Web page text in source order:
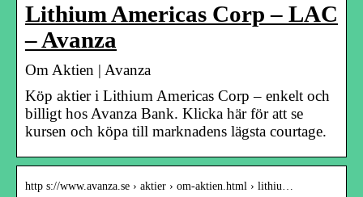
Lithium Americas Corp – LAC
– Avanza
Om Aktien | Avanza
Köp aktier i Lithium Americas Corp – enkelt och
billigt hos Avanza Bank. Klicka här för att se
kursen och köpa till marknadens lägsta courtage.
http s://www.avanza.se › aktier › om-aktien.html › lithiu…